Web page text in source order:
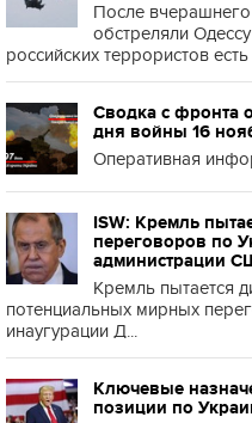
После
обстреляли
российских террористов есть
Сводка с фронта
дня войны 16
Оперативная
ISW: Кремль
переговоров по
администрации
Кремль пытается
потенциальных мирных
инаугурации Д...
Ключевые
позиции по